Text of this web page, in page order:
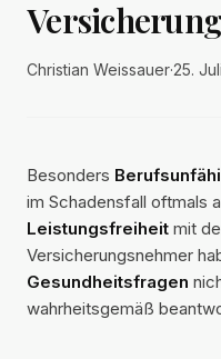
Christian Weissauer·25.
Besonders
im Schadensfall oftmals
Leistungsfreiheit mit
Versicherungsnehmer
Gesundheitsfragen
wahrheitsgemäß